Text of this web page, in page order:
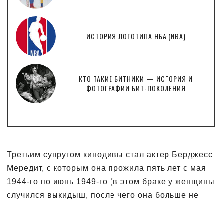
ИСТОРИЯ ЛОГОТИПА НБА (NBA)
КТО ТАКИЕ БИТНИКИ — ИСТОРИЯ И
ФОТОГРАФИИ БИТ-ПОКОЛЕНИЯ
Третьим супругом кинодивы стал актер Берджесс
Мередит, с которым она прожила пять лет с мая
1944-го по июнь 1949-го (в этом браке у женщины
случился выкидыш, после чего она больше не